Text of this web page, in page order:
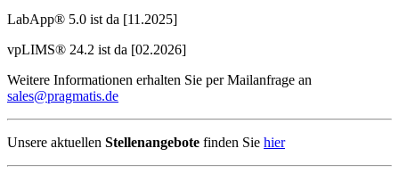
LabApp® 5.0 ist da [11.2025]
vpLIMS® 24.2 ist da [02.2026]
Weitere Informationen erhalten Sie per Mailanfrage an
sales@pragmatis.de
Unsere aktuellen Stellenangebote finden Sie hier